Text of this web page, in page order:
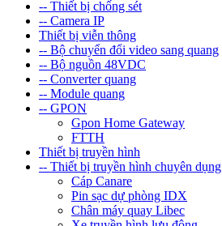
-- Thiết bị chống sét
-- Camera IP
Thiết bị viễn thông
-- Bộ chuyển đổi video sang quang
-- Bộ nguồn 48VDC
-- Converter quang
-- Module quang
-- GPON
Gpon Home Gateway
FTTH
Thiết bị truyền hình
-- Thiết bị truyền hình chuyên dụng
Cáp Canare
Pin sạc dự phòng IDX
Chân máy quay Libec